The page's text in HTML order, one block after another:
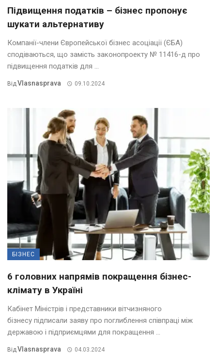
Підвищення податків – бізнес пропонує
шукати альтернативу
Компанії-члени Європейської бізнес асоціації (ЄБА)
сподіваються, що замість законопроекту № 11416-д про
підвищення податків для ...
Від Vlasnasprava 09.10.2024
БІЗНЕС
6 головних напрямів покращення бізнес-
клімату в Україні
Кабінет Міністрів і представники вітчизняного
бізнесу підписали заяву про поглиблення співпраці між
державою і підприємцями для покращення ...
ВідVlasnasprava 04.03.2024